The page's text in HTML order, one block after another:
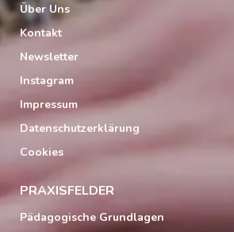
Über Uns
Kontakt
Newsletter
Instagram
Impressum
Datenschutzerklärung
Cookies
PRAXISFELDER
Pädagogische Grundlagen